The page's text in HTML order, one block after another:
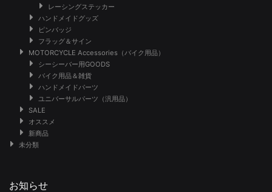
レーシングステッカー
ハンドメイドグッズ
ピンバッジ
フラッグ＆サイン
MOTORCYCLE Accessories（バイク用品）
シーシーバー用GOODS
バイク用品＆雑貨
ハンドメイドパーツ
ユニバーサルパーツ（汎用品）
SALE
オススメ
新商品
未分類
お知らせ